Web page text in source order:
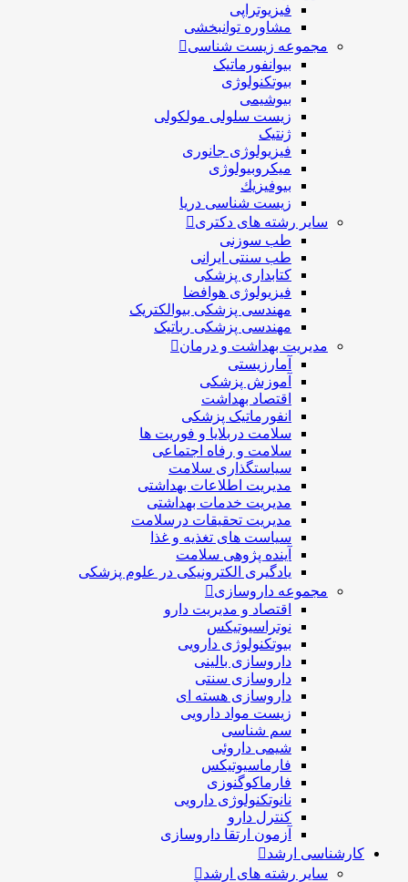
فیزیوتراپی
مشاوره توانبخشی
مجموعه زیست شناسی
بیوانفورماتیک
بیوتکنولوژی
بیوشیمی
زیست سلولی مولکولی
ژنتیک
فیزیولوژی جانوری
میکروبیولوژی
بيوفيزيك
زیست شناسی دریا
سایر رشته های دکتری
طب سوزنی
طب سنتی ایرانی
کتابداری پزشکی
فیزیولوژی هوافضا
مهندسی پزشکی بیوالکتریک
مهندسی پزشکی رباتیک
مدیریت بهداشت و درمان
آمارزیستی
آموزش پزشکی
اقتصاد بهداشت
انفورماتیک پزشکی
سلامت دربلايا و فوريت ها
سلامت و رفاه اجتماعی
سیاستگذاری سلامت
مدیریت اطلاعات بهداشتی
مدیریت خدمات بهداشتی
مدیریت تحقیقات درسلامت
سیاست های تغذیه و غذا
آینده پژوهی سلامت
یادگیری الکترونیکی در علوم پزشکی
مجموعه داروسازی
اقتصاد و مديريت دارو
نوتراسیوتیکس
بيوتكنولوژی دارویی
داروسازی بالينی
داروسازی سنتی
داروسازی هسته ای
زیست مواد دارویی
سم شناسی
شيمی داروئی
فارماسيوتيكس
فارماكوگنوزی
نانوتکنولوژی دارویی
كنترل دارو
آزمون ارتقا داروسازی
کارشناسی ارشد
سایر رشته های ارشد